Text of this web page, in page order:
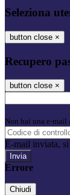
Seleziona
button close ×
Recupero
button close ×
Non hai una e-mail
E-mail inviata,
Errore
Chiudi